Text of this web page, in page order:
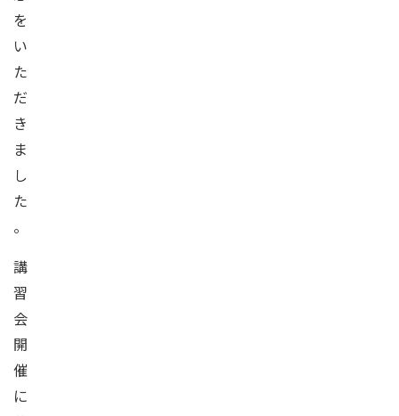
を
い
た
だ
き
ま
し
た
。
講
習
会
開
催
に